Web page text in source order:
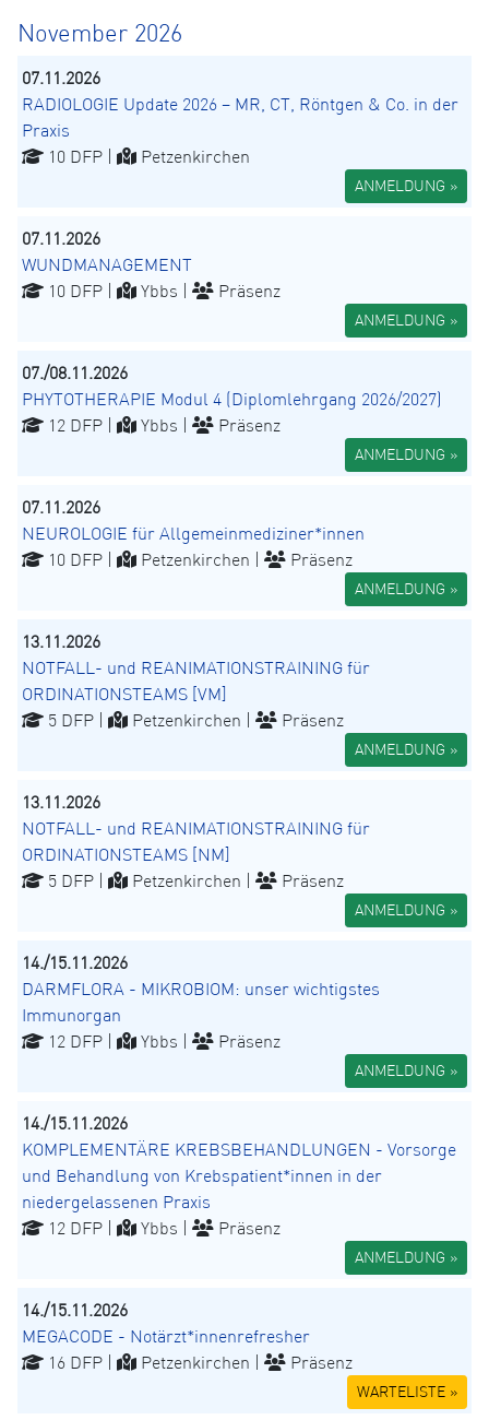
November 2026
07.11.2026
RADIOLOGIE Update 2026 – MR, CT, Röntgen & Co. in der
Praxis
10 DFP |
Petzenkirchen
ANMELDUNG »
07.11.2026
WUNDMANAGEMENT
10 DFP |
Ybbs | Präsenz
ANMELDUNG »
07./08.11.2026
PHYTOTHERAPIE Modul 4 (Diplomlehrgang 2026/2027)
12 DFP |
Ybbs | Präsenz
ANMELDUNG »
07.11.2026
NEUROLOGIE für Allgemeinmediziner*innen
10 DFP |
Petzenkirchen | Präsenz
ANMELDUNG »
13.11.2026
NOTFALL- und REANIMATIONSTRAINING für
ORDINATIONSTEAMS [VM]
5 DFP |
Petzenkirchen | Präsenz
ANMELDUNG »
13.11.2026
NOTFALL- und REANIMATIONSTRAINING für
ORDINATIONSTEAMS [NM]
5 DFP |
Petzenkirchen | Präsenz
ANMELDUNG »
14./15.11.2026
DARMFLORA - MIKROBIOM: unser wichtigstes
Immunorgan
12 DFP |
Ybbs | Präsenz
ANMELDUNG »
14./15.11.2026
KOMPLEMENTÄRE KREBSBEHANDLUNGEN - Vorsorge
und Behandlung von Krebspatient*innen in der
niedergelassenen Praxis
12 DFP |
Ybbs | Präsenz
ANMELDUNG »
14./15.11.2026
MEGACODE - Notärzt*innenrefresher
16 DFP |
Petzenkirchen | Präsenz
WARTELISTE »